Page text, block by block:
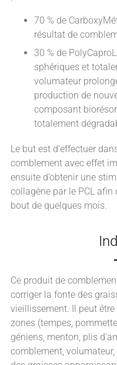
70 % de
résultat de
30 % de
sphériques et
volumateur
production de
composant
totalement
Le but est d’effectuer
comblement avec effet
ensuite d’obtenir une
collagène par le PCL afin
bout de quelques mois.
Ce produit de
corriger la fonte des
vieillissement. Il peut
zones (tempes,
géniens, menton, plis
comblement,